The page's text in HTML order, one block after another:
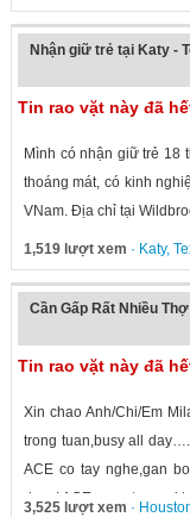
Nhận giữ trẻ tại Katy -
Tin rao vặt này đã
Mình có nhận giữ trẻ 18
thoáng mát, có kinh
VNam. Địa chỉ tại
1,519 lượt xem · Katy,
Cần Gấp Rất Nhiều
Tin rao vặt này đã
Xin chao Anh/Chi/Em
trong tuan,busy all
ACE co tay nghe,gan
duoc! ACE quan tam vui
3,525 lượt xem ·